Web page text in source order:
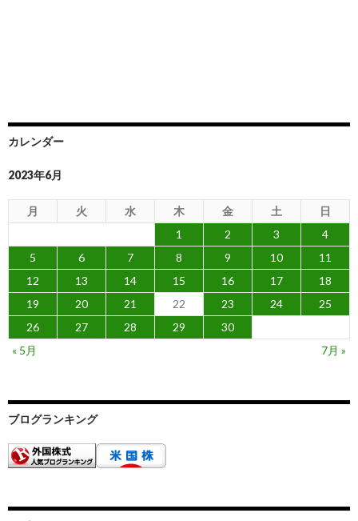
カレンダー
2023年6月
月 火 水 木 金 土
日
1
2 3
4
5
6 7 8 9 10
11
12
13 14 15 16 17
18
19
20 21 22 23 24
25
26
27 28 29
30
« 5月
7月 »
ブログランキング